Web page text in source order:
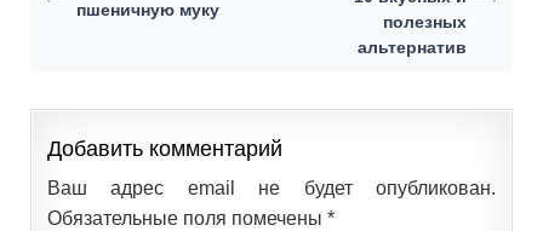
пшеничную муку
полезных
альтернатив
Добавить комментарий
Ваш адрес email не будет опубликован.
Обязательные поля помечены *